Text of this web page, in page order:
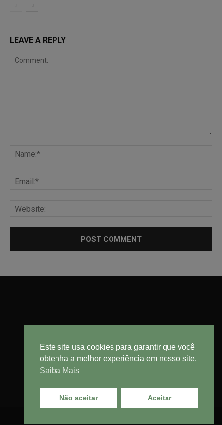
LEAVE A REPLY
Este site usa cookies para garantir que você
obtenha a melhor experiência em nosso site.
Saiba Mais
Não aceitar Aceitar